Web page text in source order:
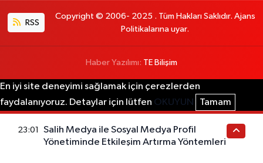
RSS
Copyright © 2006- 2025 . Tüm Hakları Saklıdır. Ajans
Politikalarına uyar.
Haber Yazılımı: TE Bilişim
En iyi site deneyimi sağlamak için çerezlerden
faydalanıyoruz. Detaylar için lütfen OKUYUN Tamam
23:01
Salih Medya ile Sosyal Medya Profil
Yönetiminde Etkileşim Artırma Yöntemleri